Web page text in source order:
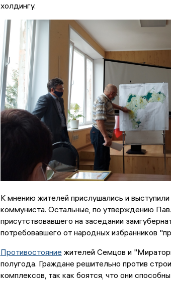
холдингу.
К мнению жителей прислушались и
коммуниста. Остальные, по утверждению
присутствовавшего на заседании
потребовавшего от народных избранников
Противостояние жителей Семцов и
полугода. Граждане решительно против
комплексов, так как боятся, что они